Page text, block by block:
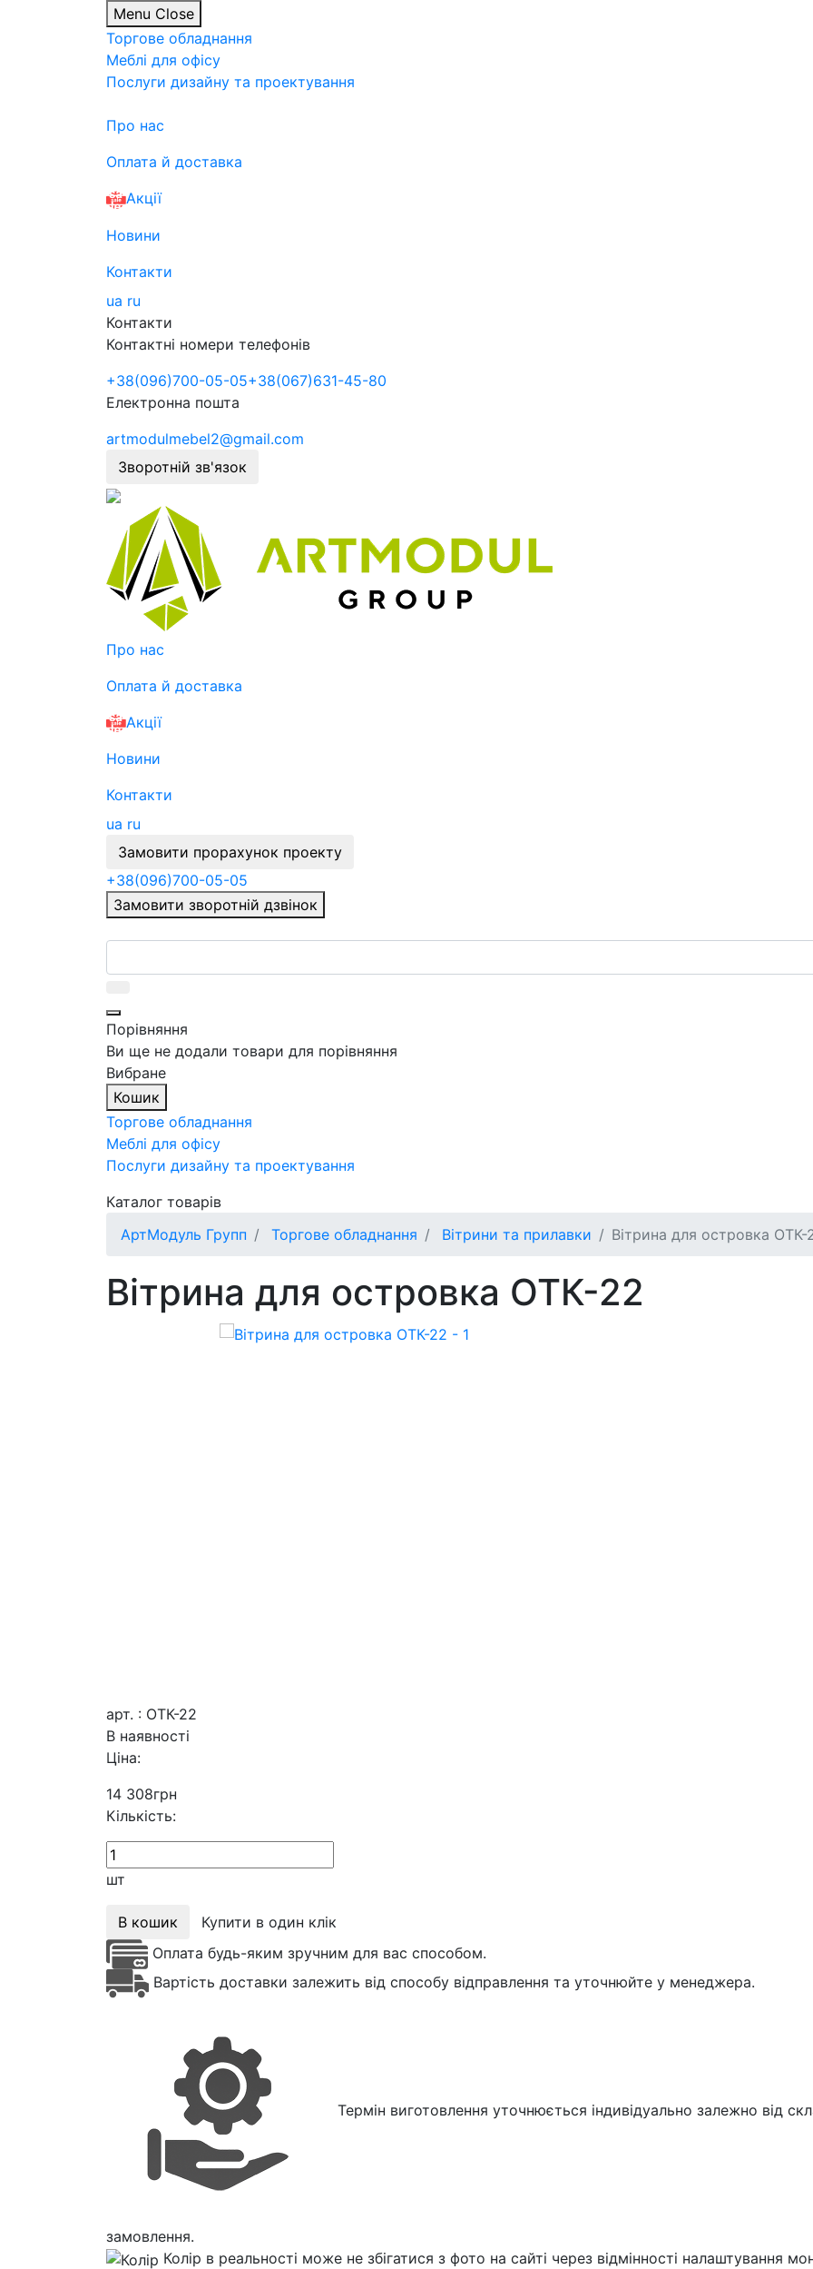
Menu Close
Торгове обладнання
Меблі для офісу
Послуги дизайну та проектування
Про нас
Оплата й доставка
Акції
Новини
Контакти
ua ru
Контакти
Контактні номери телефонів
+38(096)700-05-05+38(067)631-45-80
Електронна пошта
artmodulmebel2@gmail.com
Зворотній зв'язок
Про нас
Оплата й доставка
Акції
Новини
Контакти
ua ru
Замовити прорахунок проекту
+38(096)700-05-05
Замовити зворотній дзвінок
Порівняння
Ви ще не додали товари для порівняння
Вибране
Кошик
Торгове обладнання
Меблі для офісу
Послуги дизайну та проектування
Каталог товарів
АртМодуль Групп
Торгове обладнання Вітрини та прилавки Вітрина для островка ОТК-
Вітрина для островка ОТК-22
арт. : ОТК-22
В наявності
Ціна:
14 308грн
Кількість:
шт
В кошик
Купити в один клік
Оплата будь-яким зручним для вас способом.
Вартість доставки залежить від способу відправлення та уточнюйте у менеджера.
Термін виготовлення уточнюється індивідуально залежно від
замовлення.
Колір в реальності може не збігатися з фото на сайті через відмінності налаштування